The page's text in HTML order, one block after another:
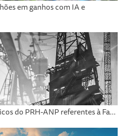
em ganhos com IA e
do PRH-ANP referentes à Fa...